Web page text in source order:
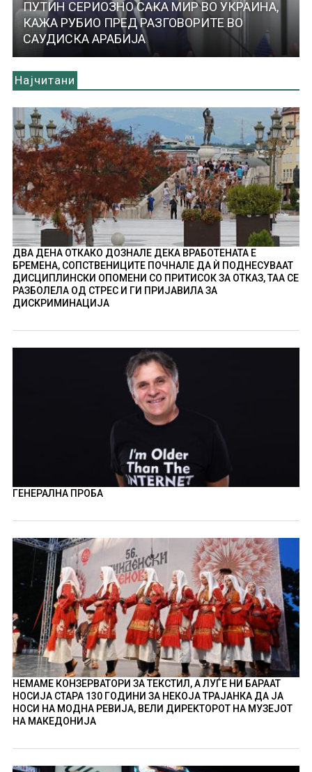
ПУТИН СЕРИОЗНО САКА МИР ВО УКРАИНА,
КАЖА РУБИО ПРЕД РАЗГОВОРИТЕ ВО
САУДИСКА АРАБИЈА
Најчитани
ДВА ДЕНА ОТКАКО ДОЗНАЛЕ ДЕКА ВРАБОТЕНАТА Е
БРЕМЕНА, СОПСТВЕНИЦИТЕ ПОЧНАЛЕ ДА Ѝ ПОДНЕСУВААТ
ДИСЦИПЛИНСКИ ОПОМЕНИ СО ПРИТИСОК ЗА ОТКАЗ, ТАА СЕ
РАЗБОЛЕЛА ОД СТРЕС И ГИ ПРИЈАВИЛА ЗА
ДИСКРИМИНАЦИЈА
ГЕНЕРАЛНА ПРОБА
НЕМАМЕ КОНЗЕРВАТОРИ ЗА ТЕКСТИЛ, А ЛУЃЕ НИ БАРААТ
НОСИЈА СТАРА 130 ГОДИНИ ЗА НЕКОЈА ТРАЈАНКА ДА ЈА
НОСИ НА МОДНА РЕВИЈА, ВЕЛИ ДИРЕКТОРОТ НА МУЗЕЈОТ
НА МАКЕДОНИЈА